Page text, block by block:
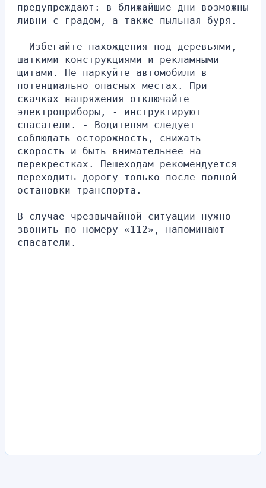
предупреждают: в ближайшие дни возможны
ливни с градом, а также пыльная буря.
- Избегайте нахождения под деревьями,
шаткими конструкциями и рекламными
щитами. Не паркуйте автомобили в
потенциально опасных местах. При
скачках напряжения отключайте
электроприборы, - инструктируют
спасатели. - Водителям следует
соблюдать осторожность, снижать
скорость и быть внимательнее на
перекрестках. Пешеходам рекомендуется
переходить дорогу только после полной
остановки транспорта.
В случае чрезвычайной ситуации нужно
звонить по номеру «112», напоминают
спасатели.